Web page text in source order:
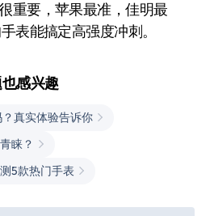
重要，苹果最准，佳明最
表能搞定高强度冲刺。
感兴趣
真实体验告诉你
睐？
5款热门手表